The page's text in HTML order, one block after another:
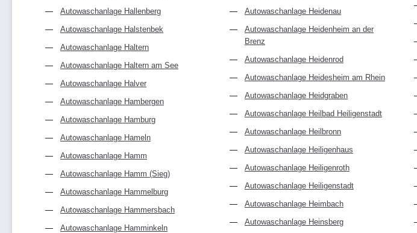
Autowaschanlage Hallenberg
Autowaschanlage Halstenbek
Autowaschanlage Haltern
Autowaschanlage Haltern am See
Autowaschanlage Halver
Autowaschanlage Hambergen
Autowaschanlage Hamburg
Autowaschanlage Hameln
Autowaschanlage Hamm
Autowaschanlage Hamm (Sieg)
Autowaschanlage Hammelburg
Autowaschanlage Hammersbach
Autowaschanlage Hamminkeln
Autowaschanlage Heidenau
Autowaschanlage Heidenheim an der
Brenz
Autowaschanlage Heidenrod
Autowaschanlage Heidesheim am Rhein
Autowaschanlage Heidgraben
Autowaschanlage Heilbad Heiligenstadt
Autowaschanlage Heilbronn
Autowaschanlage Heiligenhaus
Autowaschanlage Heiligenroth
Autowaschanlage Heiligenstadt
Autowaschanlage Heimbach
Autowaschanlage Heinsberg